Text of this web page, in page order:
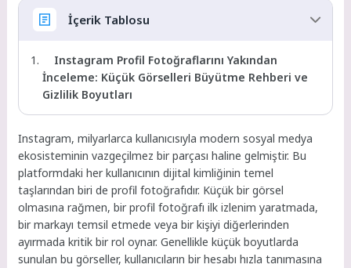
İçerik Tablosu
Instagram Profil Fotoğraflarını Yakından
İnceleme: Küçük Görselleri Büyütme Rehberi ve
Gizlilik Boyutları
Instagram, milyarlarca kullanıcısıyla modern sosyal medya
ekosisteminin vazgeçilmez bir parçası haline gelmiştir. Bu
platformdaki her kullanıcının dijital kimliğinin temel
taşlarından biri de profil fotoğrafıdır. Küçük bir görsel
olmasına rağmen, bir profil fotoğrafı ilk izlenim yaratmada,
bir markayı temsil etmede veya bir kişiyi diğerlerinden
ayırmada kritik bir rol oynar. Genellikle küçük boyutlarda
sunulan bu görseller, kullanıcıların bir hesabı hızla tanımasına